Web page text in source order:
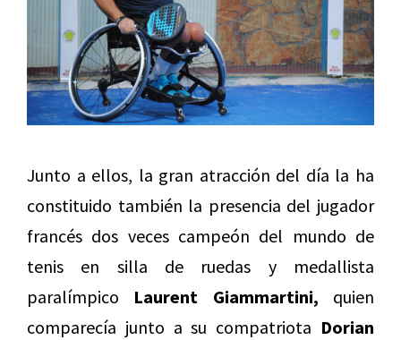
Junto a ellos, la gran atracción del día la ha
constituido también la presencia del jugador
francés dos veces campeón del mundo de
tenis en silla de ruedas y medallista
paralímpico Laurent Giammartini, quien
comparecía junto a su compatriota Dorian